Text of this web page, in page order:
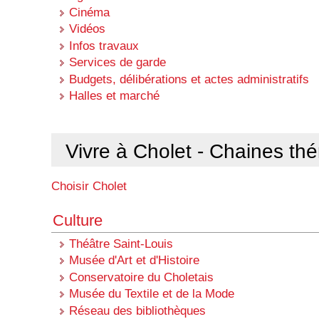
Cinéma
Vidéos
Infos travaux
Services de garde
Budgets, délibérations et actes administratifs
Halles et marché
Vivre à Cholet - Chaines
Choisir Cholet
Culture
Théâtre Saint-Louis
Musée d'Art et d'Histoire
Conservatoire du Choletais
Musée du Textile et de la Mode
Réseau des bibliothèques